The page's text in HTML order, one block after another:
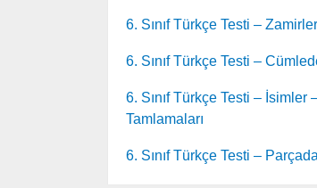
6. Sınıf Türkçe Testi – Zamirler
6. Sınıf Türkçe Testi –
6. Sınıf Türkçe Testi – İsimler
Tamlamaları
6. Sınıf Türkçe Testi –